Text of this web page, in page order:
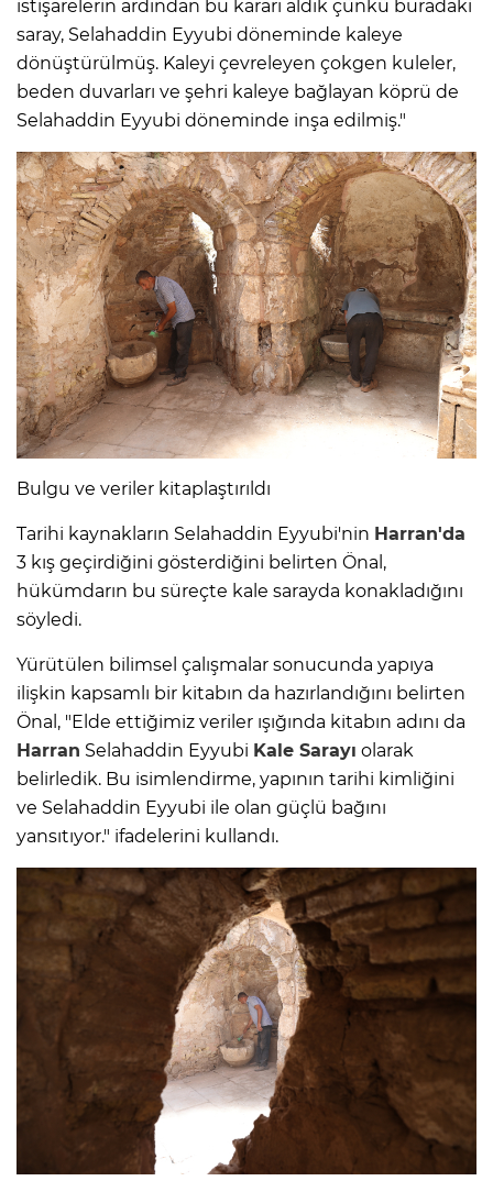
istişarelerin ardından bu kararı aldık çünkü buradaki
saray, Selahaddin Eyyubi döneminde kaleye
dönüştürülmüş. Kaleyi çevreleyen çokgen kuleler,
beden duvarları ve şehri kaleye bağlayan köprü de
Selahaddin Eyyubi döneminde inşa edilmiş."
Bulgu ve veriler kitaplaştırıldı
Tarihi kaynakların Selahaddin Eyyubi'nin Harran'da
3 kış geçirdiğini gösterdiğini belirten Önal,
hükümdarın bu süreçte kale sarayda konakladığını
söyledi.
Yürütülen bilimsel çalışmalar sonucunda yapıya
ilişkin kapsamlı bir kitabın da hazırlandığını belirten
Önal, "Elde ettiğimiz veriler ışığında kitabın adını da
Harran Selahaddin Eyyubi Kale Sarayı olarak
belirledik. Bu isimlendirme, yapının tarihi kimliğini
ve Selahaddin Eyyubi ile olan güçlü bağını
yansıtıyor." ifadelerini kullandı.